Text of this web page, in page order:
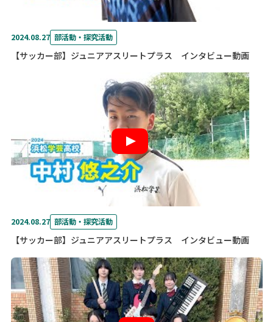
2024.08.27 部活動・探究活動
【サッカー部】ジュニアアスリートプラス インタビュー動画
2024.08.27 部活動・探究活動
【サッカー部】ジュニアアスリートプラス インタビュー動画